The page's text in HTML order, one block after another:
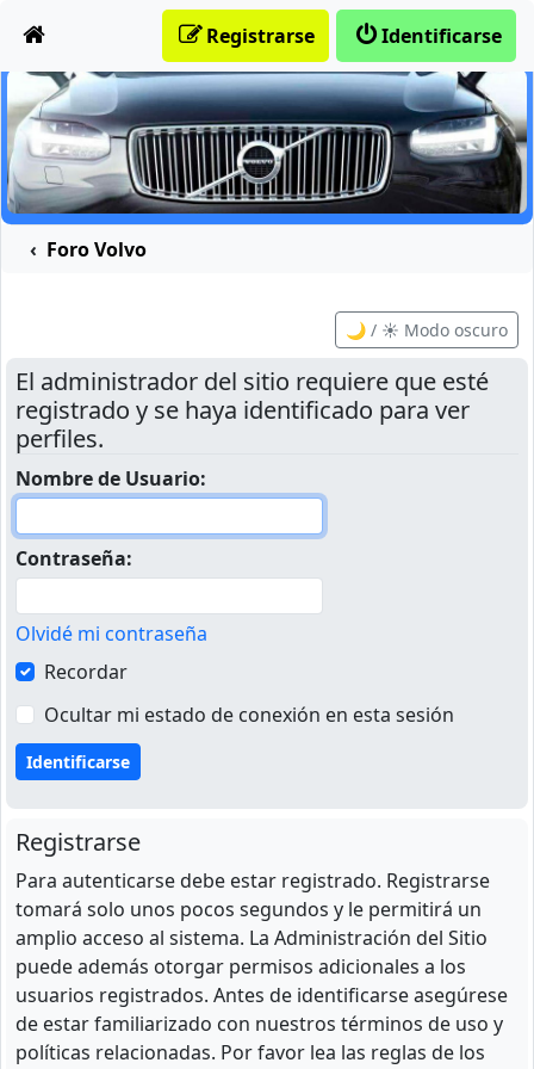
Identificarse
Registrarse
Foro Volvo
🌙 / ☀️ Modo oscuro
El administrador del sitio requiere que esté
registrado y se haya identificado para ver
perfiles.
Nombre de Usuario:
Contraseña:
Olvidé mi contraseña
Recordar
Ocultar mi estado de conexión en esta sesión
Registrarse
Para autenticarse debe estar registrado. Registrarse
tomará solo unos pocos segundos y le permitirá un
amplio acceso al sistema. La Administración del Sitio
puede además otorgar permisos adicionales a los
usuarios registrados. Antes de identificarse asegúrese
de estar familiarizado con nuestros términos de uso y
políticas relacionadas. Por favor lea las reglas de los